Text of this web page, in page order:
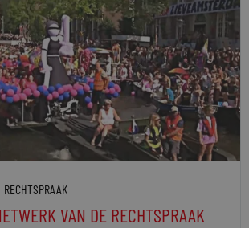
RECHTSPRAAK
VAN DE RECHTSPRAAK